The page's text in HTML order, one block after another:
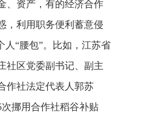
、资产，有的经济合作
，利用职务便利蓄意侵
人“腰包”。比如，江苏省
社区党委副书记、副主
作社法定代表人郭苏
挪用合作社稻谷补贴